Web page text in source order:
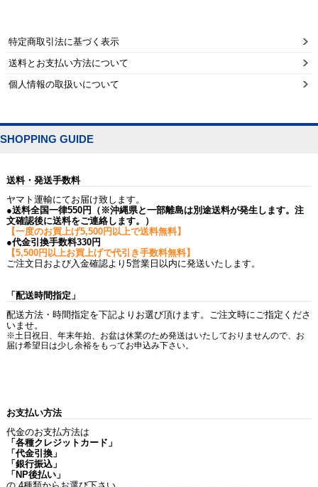
特定商取引法に基づく表示
送料とお支払い方法について
個人情報の取扱いについて
SHOPPING GUIDE
送料・発送手数料
ヤマト運輸にてお届け致します。
●送料全国一律550円（※沖縄県と一部離島は別途送料が発生します。注
文確認後に送料をご連絡します。）
【一度のお買上げ5,500円以上で送料無料】
●代金引換手数料330円
【5,500円以上お買上げで代引き手数料無料】
ご注文日および入金確認より5営業日以内に発送いたします。
「配送時間指定」
配送方法・時間指定を下記よりお選び頂けます。ご注文時にご指定くださ
いませ。
※土日祝日、年末年始、お盆は休業のため発送はいたしておりませんので、お
届け希望日は少し余裕をもってお申込み下さい。
お支払い方法
代金のお支払方法は
「各種クレジットカード」
「代金引換」
「銀行振込」
「NP後払い」